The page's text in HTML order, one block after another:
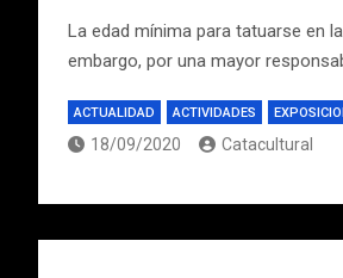
La edad mínima para tatuarse en
embargo, por una mayor
ACTUALIDAD ACTIVIDADES
18/09/2020 Catacultural